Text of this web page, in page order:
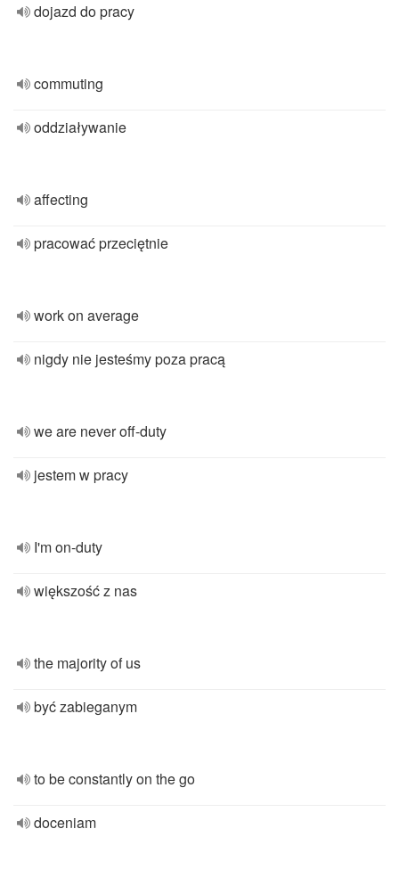
dojazd do pracy
commuting
oddziaływanie
affecting
pracować przeciętnie
work on average
nigdy nie jesteśmy poza pracą
we are never off-duty
jestem w pracy
I'm on-duty
większość z nas
the majority of us
być zabieganym
to be constantly on the go
doceniam